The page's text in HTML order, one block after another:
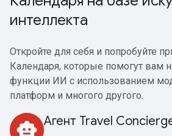
интеллекта
Откройте для себя и попробуйте
Календаря, которые помогут вам
функции ИИ с использованием
платформ и многого другого.
smart_toy Агент Travel